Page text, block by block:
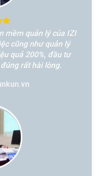
mềm quản lý của IZI
cũng như quản lý
quả 200%, đầu tư
rất hài lòng.